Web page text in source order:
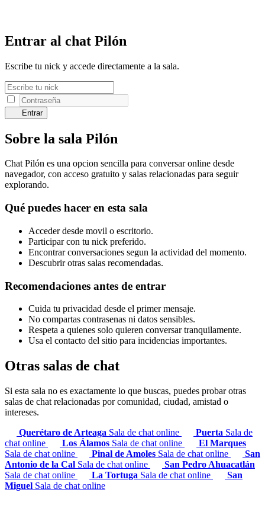
Entrar al chat Pilón
Escribe tu nick y accede directamente a la sala.
Entrar
Sobre la sala Pilón
Chat Pilón es una opcion sencilla para conversar online desde
navegador, con acceso gratuito y salas relacionadas para seguir
explorando.
Qué puedes hacer en esta sala
Acceder desde movil o escritorio.
Participar con tu nick preferido.
Encontrar conversaciones segun la actividad del momento.
Descubrir otras salas recomendadas.
Recomendaciones antes de entrar
Cuida tu privacidad desde el primer mensaje.
No compartas contrasenas ni datos sensibles.
Respeta a quienes solo quieren conversar tranquilamente.
Usa el contacto del sitio para incidencias importantes.
Otras salas de chat
Si esta sala no es exactamente lo que buscas, puedes probar otras
salas de chat relacionadas por comunidad, ciudad, amistad o
intereses.
Querétaro de Arteaga Sala de chat online Puerta Sala de
chat online
Los Álamos Sala de chat online
El Marques
Sala de chat online
Pinal de Amoles Sala de chat online
San
Antonio de la Cal Sala de chat online
San Pedro Ahuacatlán
Sala de chat online
La Tortuga Sala de chat online
San
Miguel Sala de chat online